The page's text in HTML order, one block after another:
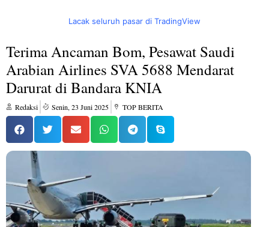
Lacak seluruh pasar di TradingView
Terima Ancaman Bom, Pesawat Saudi
Arabian Airlines SVA 5688 Mendarat
Darurat di Bandara KNIA
Redaksi Senin, 23 Juni 2025 TOP BERITA